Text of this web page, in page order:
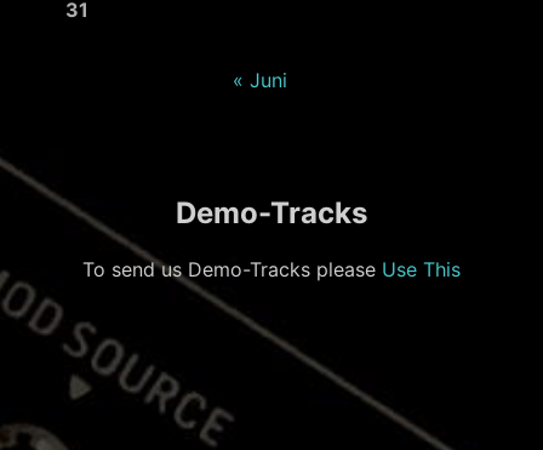
31
« Juni
Demo-Tracks
To send us Demo-Tracks please Use This